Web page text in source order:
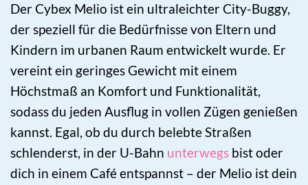
Der Cybex Melio ist ein ultraleichter City-Buggy,
der speziell für die Bedürfnisse von Eltern und
Kindern im urbanen Raum entwickelt wurde. Er
vereint ein geringes Gewicht mit einem
Höchstmaß an Komfort und Funktionalität,
sodass du jeden Ausflug in vollen Zügen genießen
kannst. Egal, ob du durch belebte Straßen
schlenderst, in der U-Bahn unterwegs bist oder
dich in einem Café entspannst – der Melio ist dein